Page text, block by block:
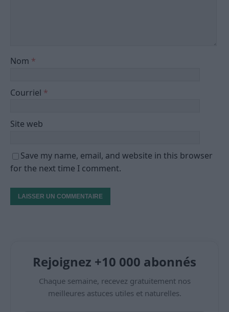
Nom *
Courriel *
Site web
Save my name, email, and website in this browser
for the next time I comment.
Rejoignez +10 000 abonnés
Chaque semaine, recevez gratuitement nos
meilleures astuces utiles et naturelles.